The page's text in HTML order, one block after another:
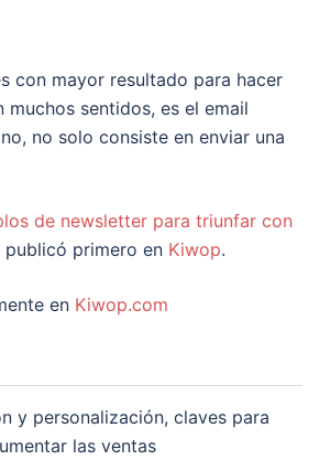
con mayor resultado para hacer
muchos sentidos, es el email
no solo consiste en enviar una
de newsletter para triunfar con
publicó primero en Kiwop.
en Kiwop.com
y personalización, claves para
las ventas